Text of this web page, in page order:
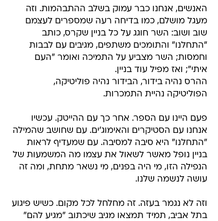
האנשים, אנחנו כבר עמוק בשלב ההתבהמות. וזה
מעגל מושלם, כמו בדיחה רעה שמספרים לעצמם
שוב ושוב: השר חוגג על כל בניין שקרס, כותב
"התחלנו" והתומכים משתפים, מגיבים עם לבבות
וחמסות; השר מצביע על התמיכה ואומר "העם
איתי"; ואז מפיל עוד בניין.
ההרס נהיה בידור, הבידור נהיה פוליטיקה,
הפוליטיקה נהיית התמכרות.
פעם היינו עם הספר. אחר כך עם ההייטק. עכשיו
אנחנו עם הסטיקרים והאימוג'ים. עם שחושב שהמילה
"התחלנו" היא סיבה למסיבה. עם שמעדיף לראות
בניין נופל מאשר לשאול את עצמו מה המשמעות של
הנפילה הזו, מי היה בפנים, מי נשאר מתחת, ומה זה
עושה לנשמה שלנו.
וזה לא נגמר בעזה. זה מחלחל לכל מקום. כשיש פיגוע
בתל אביב, תמיד תמצאו מגיב שיכתוב "מגיע להם"